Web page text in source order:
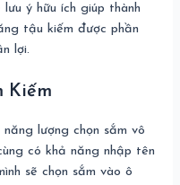
ý hữu ích giúp thành
tậu kiếm được phần
lợi.
Kiếm
lượng chọn sắm vô
có khả năng nhập tên
sẽ chọn sắm vào ô